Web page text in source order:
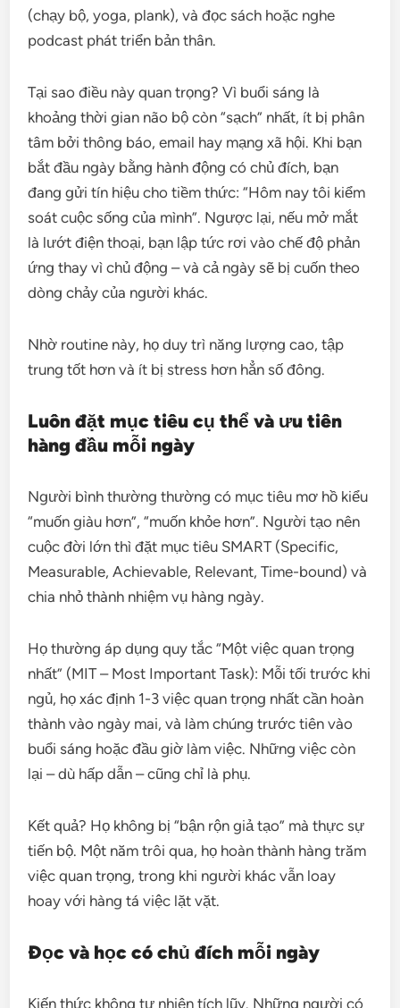
(chạy bộ, yoga, plank), và đọc sách hoặc nghe
podcast phát triển bản thân.
Tại sao điều này quan trọng? Vì buổi sáng là
khoảng thời gian não bộ còn “sạch” nhất, ít bị phân
tâm bởi thông báo, email hay mạng xã hội. Khi bạn
bắt đầu ngày bằng hành động có chủ đích, bạn
đang gửi tín hiệu cho tiềm thức: “Hôm nay tôi kiểm
soát cuộc sống của mình”. Ngược lại, nếu mở mắt
là lướt điện thoại, bạn lập tức rơi vào chế độ phản
ứng thay vì chủ động – và cả ngày sẽ bị cuốn theo
dòng chảy của người khác.
Nhờ routine này, họ duy trì năng lượng cao, tập
trung tốt hơn và ít bị stress hơn hẳn số đông.
Luôn đặt mục tiêu cụ thể và ưu tiên
hàng đầu mỗi ngày
Người bình thường thường có mục tiêu mơ hồ kiểu
“muốn giàu hơn”, “muốn khỏe hơn”. Người tạo nên
cuộc đời lớn thì đặt mục tiêu SMART (Specific,
Measurable, Achievable, Relevant, Time-bound) và
chia nhỏ thành nhiệm vụ hàng ngày.
Họ thường áp dụng quy tắc “Một việc quan trọng
nhất” (MIT – Most Important Task): Mỗi tối trước khi
ngủ, họ xác định 1-3 việc quan trọng nhất cần hoàn
thành vào ngày mai, và làm chúng trước tiên vào
buổi sáng hoặc đầu giờ làm việc. Những việc còn
lại – dù hấp dẫn – cũng chỉ là phụ.
Kết quả? Họ không bị “bận rộn giả tạo” mà thực sự
tiến bộ. Một năm trôi qua, họ hoàn thành hàng trăm
việc quan trọng, trong khi người khác vẫn loay
hoay với hàng tá việc lặt vặt.
Đọc và học có chủ đích mỗi ngày
Kiến thức không tự nhiên tích lũy. Những người có